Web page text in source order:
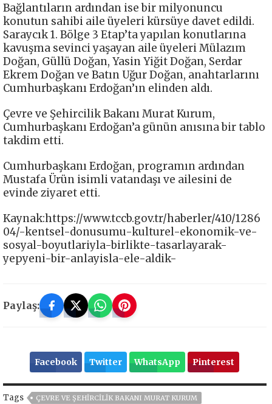
Bağlantıların ardından ise bir milyonuncu
konutun sahibi aile üyeleri kürsüye davet edildi.
Saraycık 1. Bölge 3 Etap’ta yapılan konutlarına
kavuşma sevinci yaşayan aile üyeleri Mülazım
Doğan, Güllü Doğan, Yasin Yiğit Doğan, Serdar
Ekrem Doğan ve Batın Uğur Doğan, anahtarlarını
Cumhurbaşkanı Erdoğan’ın elinden aldı.
Çevre ve Şehircilik Bakanı Murat Kurum,
Cumhurbaşkanı Erdoğan’a günün anısına bir tablo
takdim etti.
Cumhurbaşkanı Erdoğan, programın ardından
Mustafa Ürün isimli vatandaşı ve ailesini de
evinde ziyaret etti.
Kaynak:https://www.tccb.gov.tr/haberler/410/1286
04/-kentsel-donusumu-kulturel-ekonomik-ve-
sosyal-boyutlariyla-birlikte-tasarlayarak-
yepyeni-bir-anlayisla-ele-aldik-
Paylaş:
Facebook Twitter WhatsApp Pinterest
Tags
ÇEVRE VE ŞEHIRCILIK BAKANI MURAT KURUM